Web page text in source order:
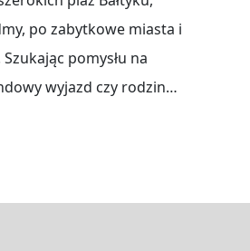
po zabytkowe miasta i
pomysłu na
wyjazd czy rodzinny